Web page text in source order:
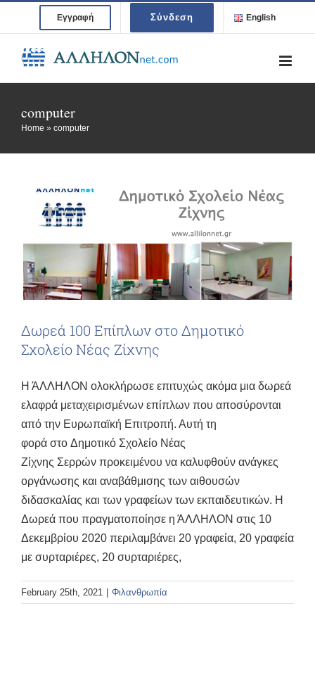
content
Εγγραφή Σύνδεση English
computer
Home » computer
Δωρεά 100 Επίπλων στο Δημοτικό
Σχολείο Νέας Ζίχνης
Η ΆΛΛΗΛΟΝ ολοκλήρωσε επιτυχώς ακόμα μια δωρεά
ελαφρά μεταχειρισμένων επίπλων που αποσύρονται
από την Ευρωπαϊκή Επιτροπή. Αυτή τη
φορά στο Δημοτικό Σχολείο Νέας
Ζίχνης Σερρών προκειμένου να καλυφθούν ανάγκες
οργάνωσης και αναβάθμισης των αιθουσών
διδασκαλίας και των γραφείων των εκπαιδευτικών. Η
Δωρεά που πραγματοποίησε η ΆΛΛΗΛΟΝ στις 10
Δεκεμβρίου 2020 περιλαμβάνει 20 γραφεία, 20 γραφεία
με συρταριέρες, 20 συρταριέρες,
February 25th, 2021 Φιλανθρωπία